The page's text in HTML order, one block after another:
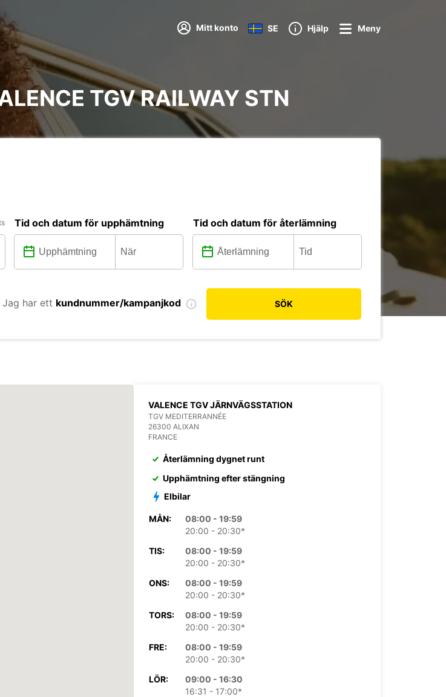
Mitt konto SE Hjälp Meny
TGV RAILWAY STN
Tid och datum för upphämtning Tid och datum för återlämning
Jag har ett kundnummer/kampanjkod SÖK
VALENCE TGV JÄRNVÄGSSTATION
TGV MEDITERRANNÉE
26300 ALIXAN
FRANCE
Återlämning dygnet runt
Upphämtning efter stängning
Elbilar
MÅN:
08:00 - 19:59
20:00 - 20:30*
TIS:
08:00 - 19:59
20:00 - 20:30*
ONS:
08:00 - 19:59
20:00 - 20:30*
TORS:
08:00 - 19:59
20:00 - 20:30*
FRE:
08:00 - 19:59
20:00 - 20:30*
LÖR:
09:00 - 16:30
16:31 - 17:00*